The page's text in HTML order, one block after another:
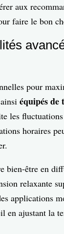
aux
faire le bon
pour
ainsiéquipés de
les fluctuations
horaires
bien-être en
relaxante
applications
en ajustant la